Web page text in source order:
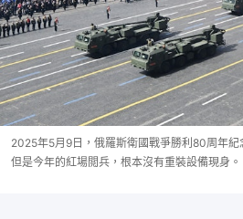
2025年5月9日，俄羅斯衛國戰爭勝利80周年紀
但是今年的紅場閲兵，根本沒有重裝設備現身。